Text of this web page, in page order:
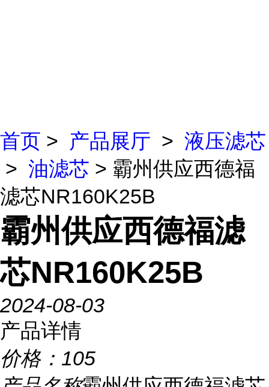
首页 > 产品展厅 > 液压滤芯
> 油滤芯 > 霸州供应西德福
滤芯NR160K25B
霸州供应西德福滤
芯NR160K25B
2024-08-03
产品详情
价格： 105